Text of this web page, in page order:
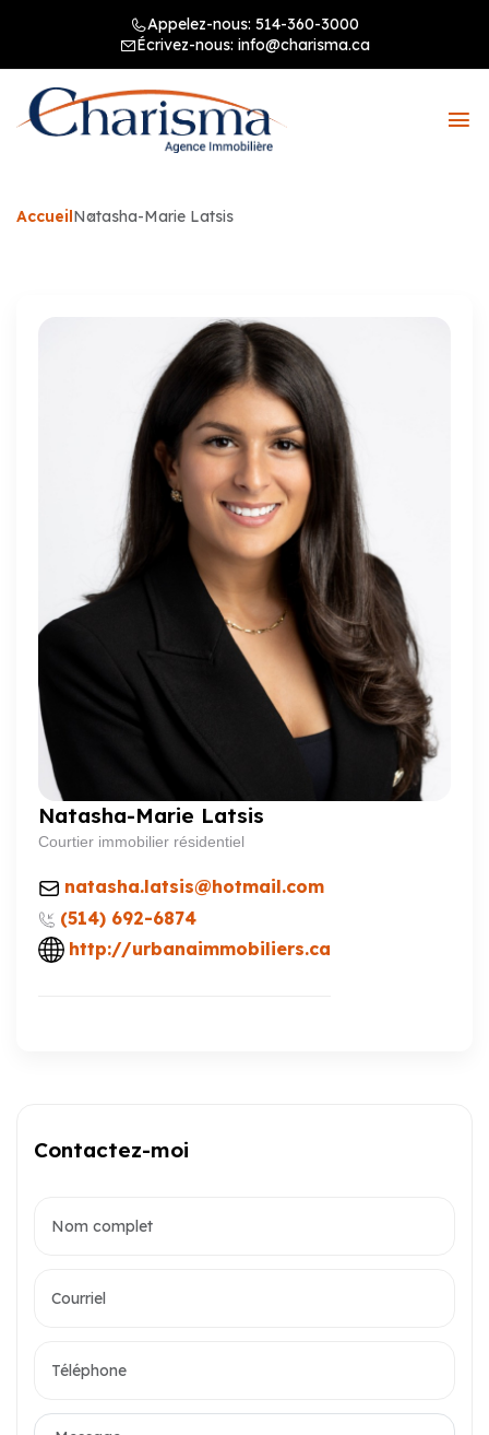
Appelez-nous: 514-360-3000
Écrivez-nous: info@charisma.ca
AccueilNatasha-Marie Latsis
Natasha-Marie Latsis
Courtier immobilier résidentiel
natasha.latsis@hotmail.com
(514) 692-6874
http://urbanaimmobiliers.ca
Contactez-moi